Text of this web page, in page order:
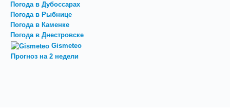
Погода в Дубоссарах
Погода в Рыбнице
Погода в Каменке
Погода в Днестровске
Gismeteo
Прогноз на 2 недели